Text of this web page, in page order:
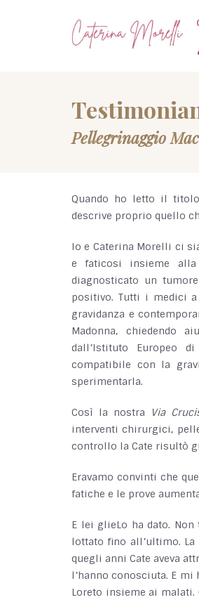
Pellegrinaggio
Quando ho letto il
descrive proprio quello
Io e Caterina Morelli ci
e faticosi insieme
diagnosticato un
positivo. Tutti i medici
gravidanza e
Madonna, chiedendo
dall’Istituto Europeo
compatibile con la
sperimentarla.
Così la nostra Via
interventi chirurgici,
controllo la Cate risultò
Eravamo convinti che
fatiche e le prove
E lei glieLo ha dato.
lottato fino all’ultimo. La
quegli anni Cate aveva
l’hanno conosciuta. E
Loreto insieme ai